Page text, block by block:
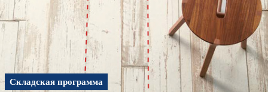
Складская программа